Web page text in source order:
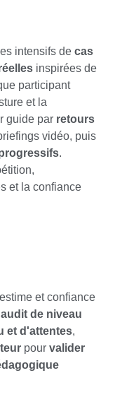
intensifs de cas
inspirées de
participant
et la
guide par retours
vidéo, puis
.
et la confiance
et confiance
de niveau
et d'attentes,
pour valider